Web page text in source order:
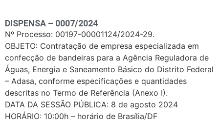
DISPENSA – 0007/2024
Nº Processo: 00197-00001124/2024-29.
OBJETO: Contratação de empresa especializada em
confecção de bandeiras para a Agência Reguladora de
Águas, Energia e Saneamento Básico do Distrito Federal
– Adasa, conforme especificações e quantidades
descritas no Termo de Referência (Anexo I).
DATA DA SESSÃO PÚBLICA: 8 de agosto 2024
HORÁRIO: 10:00h – horário de Brasília/DF